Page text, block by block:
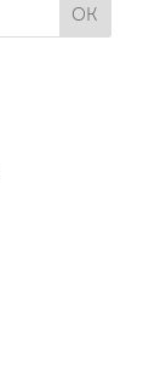
OK